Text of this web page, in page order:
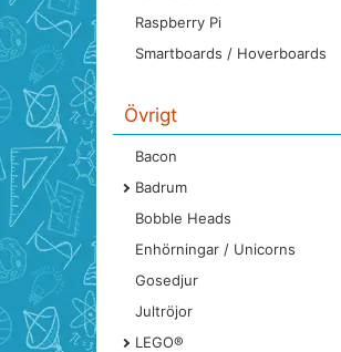
Raspberry Pi
Smartboards / Hoverboards
Övrigt
Bacon
Badrum
Bobble Heads
Enhörningar / Unicorns
Gosedjur
Jultröjor
LEGO®